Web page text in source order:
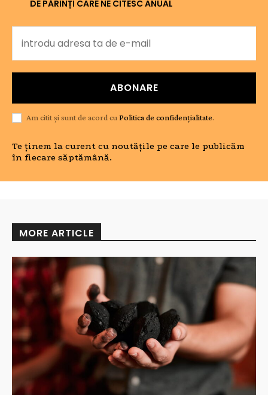
DE PĂRINȚI CARE NE CITESC ANUAL
ABONARE
Am citit și sunt de acord cu Politica de confidențialitate.
Te ținem la curent cu noutățile pe care le publicăm
în fiecare săptămână.
MORE ARTICLE